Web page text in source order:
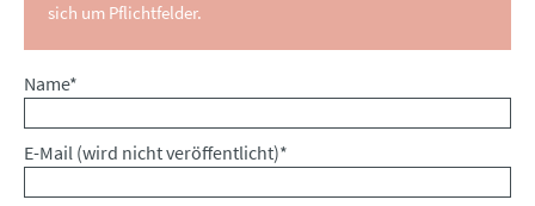
sich um Pflichtfelder.
Pflichtfeld
Name*
Pflichtfeld
E-Mail (wird nicht veröffentlicht)*